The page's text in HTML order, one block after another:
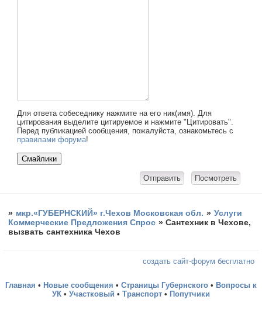
Для ответа собеседнику нажмите на его ник(имя). Для
цитирования выделите цитируемое и нажмите "Цитировать".
Перед публикацией сообщения, пожалуйста, ознакомьтесь с
правилами форума!
» мкр.«ГУБЕРНСКИЙ» г.Чехов Московская обл. » Услуги
Коммерческие Предложения Спрос »Сантехник в Чехове,
вызвать сантехника Чехов
создать сайт-форум бесплатно
Главная • Новые сообщения • Страницы Губернского • Вопросы к
УК • Участковый • Транспорт • Попутчики